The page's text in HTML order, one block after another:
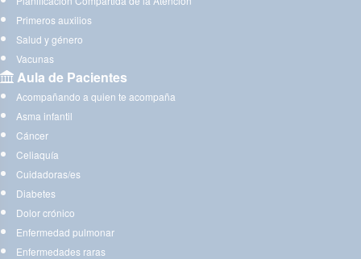
Primeros auxilios
Salud y género
Vacunas
Aula de Pacientes
Acompañando a quien te acompaña
Asma infantil
Cáncer
Celiaquía
Cuidadoras/es
Diabetes
Dolor crónico
Enfermedad pulmonar
Enfermedades raras